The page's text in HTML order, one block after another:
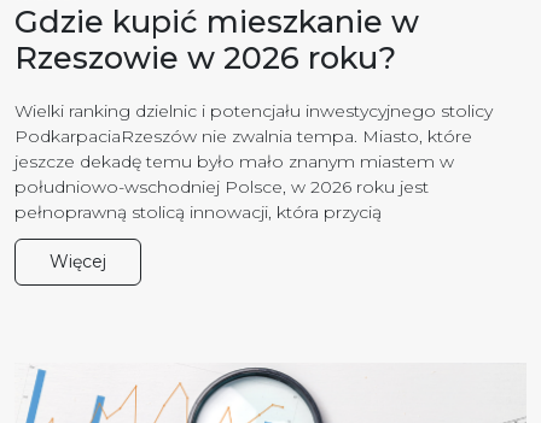
Gdzie kupić mieszkanie w
Rzeszowie w 2026 roku?
Wielki ranking dzielnic i potencjału inwestycyjnego stolicy
PodkarpaciaRzeszów nie zwalnia tempa. Miasto, które
jeszcze dekadę temu było mało znanym miastem w
południowo-wschodniej Polsce, w 2026 roku jest
pełnoprawną stolicą innowacji, która przycią
Więcej